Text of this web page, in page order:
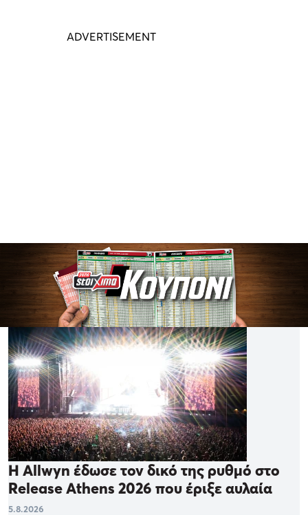
Η Allwyn έδωσε τον δικό της ρυθμό στο
Release Athens 2026 που έριξε αυλαία
5.8.2026